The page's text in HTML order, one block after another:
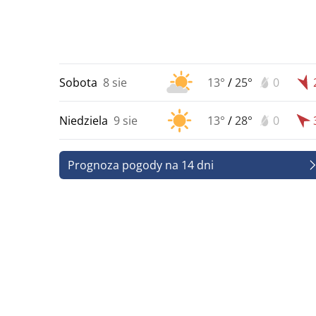
Sobota 8 sie 13° /25° 0
Niedziela 9 sie 13° /28° 0
Prognoza pogody na 14 dni